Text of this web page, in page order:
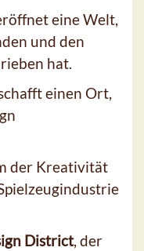
eine Welt,
und den
hat.
einen Ort,
der Kreativität
District, der